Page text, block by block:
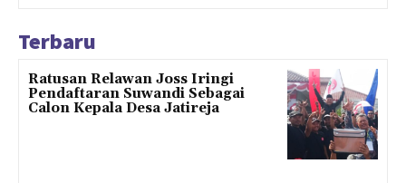
Terbaru
Ratusan Relawan Joss Iringi
Pendaftaran Suwandi Sebagai
Calon Kepala Desa Jatireja